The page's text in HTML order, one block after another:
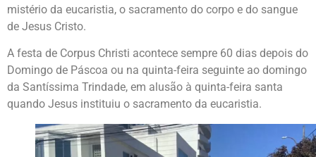
mistério da eucaristia, o sacramento do corpo e do sangue
de Jesus Cristo.
A festa de Corpus Christi acontece sempre 60 dias depois do
Domingo de Páscoa ou na quinta-feira seguinte ao domingo
da Santíssima Trindade, em alusão à quinta-feira santa
quando Jesus instituiu o sacramento da eucaristia.